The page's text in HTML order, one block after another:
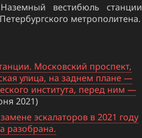
вестибюль станции
метрополитена.
Московский проспект,
улица, на заднем плане —
института, перед ним —
2021)
эскалаторов в 2021 году
разобрана.